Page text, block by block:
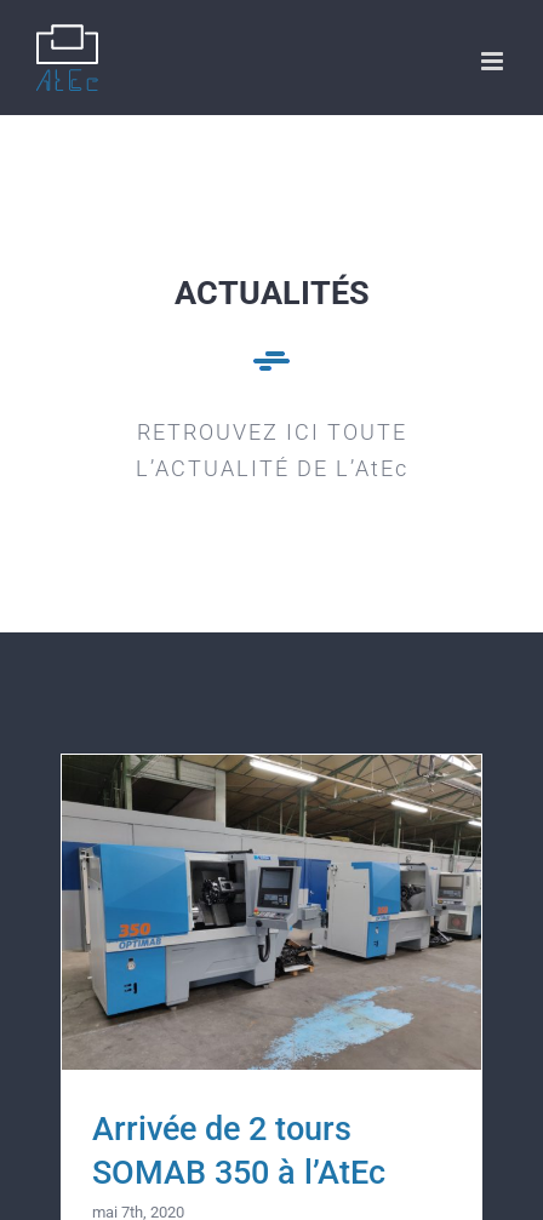
ACTUALITÉS
RETROUVEZ ICI TOUTE
L’ACTUALITÉ DE L’AtEc
Arrivée de 2 tours
SOMAB 350 à l’AtEc
mai 7th, 2020